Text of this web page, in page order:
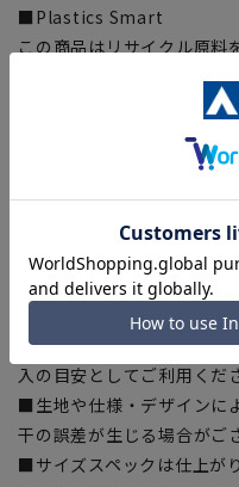
■Plastics Smart
この商品はリサイクル原料
に賛同しています。当製品
用しています。
ットボトルを繊維へと再生
【シルエット】《細め(ス
【商品に関するご注意】
■商品画像はサンプルのた
ある場合がございますので
■ゆとり感には個人差があ
入の目安としてご利用くだ
■生地や仕様・デザインに
干の誤差が生じる場合がご
■サイズスペックは仕上が